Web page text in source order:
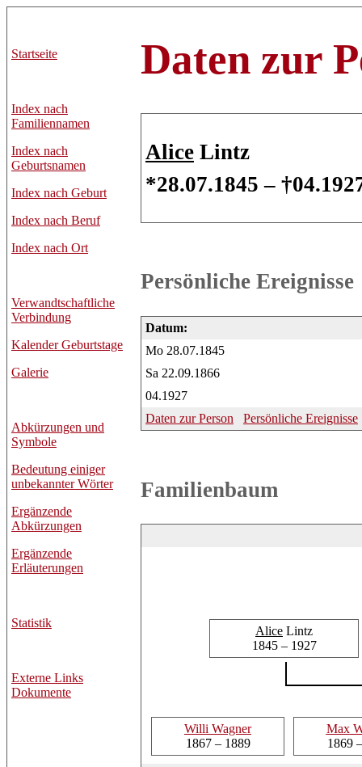
Startseite
Index nach
Familiennamen
Index nach
Geburtsnamen
Index nach Geburt
Index nach Beruf
Index nach Ort
Verwandtschaftliche
Verbindung
Kalender Geburtstage
Galerie
Abkürzungen und
Symbole
Bedeutung einiger
unbekannter Wörter
Ergänzende
Abkürzungen
Ergänzende
Erläuterungen
Statistik
Externe Links
Dokumente
Daten zur
Alice Lintz
*28.07.1845 –
Persönliche Ereignisse
Datum:
Mo 28.07.1845
Sa 22.09.1866
04.1927
Daten zur Person
Persönliche Ereignisse
Familienbaum
Alice Lintz
1845 – 1927
Willi Wagner
1867 – 1889
Max
1869